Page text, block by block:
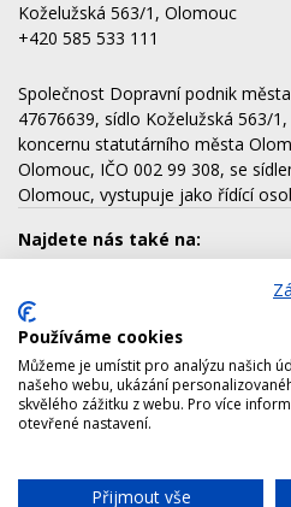
Koželužská 563/1, Olomouc
+420 585 533 111
Společnost Dopravní podnik
47676639, sídlo Koželužská 563/
koncernu statutárního města
Olomouc, IČO 002 99 308, se
Olomouc, vystupuje jako řídící
Najdete nás také na:
Dalšími členy koncernu jsou:
AQUAPARK OLOMOUC, a.s.
Lesy města Olomouce, a.s.
Správa nemovitostí Olomouc, a.s.
Používáme cookies
Můžeme je umístit pro analýzu našich
našeho webu, ukázání
skvělého zážitku z webu. Pro více
otevřené nastavení.
Přijmout vše